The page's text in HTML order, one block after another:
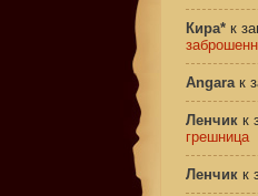
Кира* к
Angaraк
Ленчик к
грешница
Ленчик к